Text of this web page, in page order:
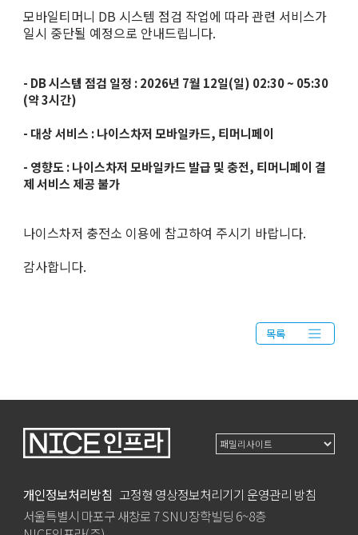
모바일티머니 DB 시스템 점검 작업에 따라 관련 서비스가
일시 중단될 예정으로 안내드립니다.
- DB 시스템 점검 일정 : 2026년 7월 12일(일) 02:30 ~ 05:30
(약 3시간)
- 대상 서비스 : 나이스차저 모바일카드, 티머니페이
- 영향도 : 나이스차저 모바일카드 발급 및 충전, 티머니페이 결
제 서비스 제공 불가
나이스차저 충전소 이용에 참고하여 주시기 바랍니다.
감사합니다.
목록
개인정보처리방침 고정형 영상정보처리기기 운영관리 방침
서울특별시 마포구 새창로 7 SNU장학빌딩 6~8층